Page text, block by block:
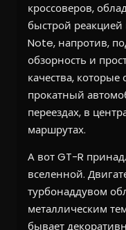
кроссоверов,
быстрой реакцией
Note, напротив,
обзорность и
качества,
прокатный
переездах, в
маршрутах.
А вот GT-R
вселенной.
турбонаддувом
металлическим
бывает